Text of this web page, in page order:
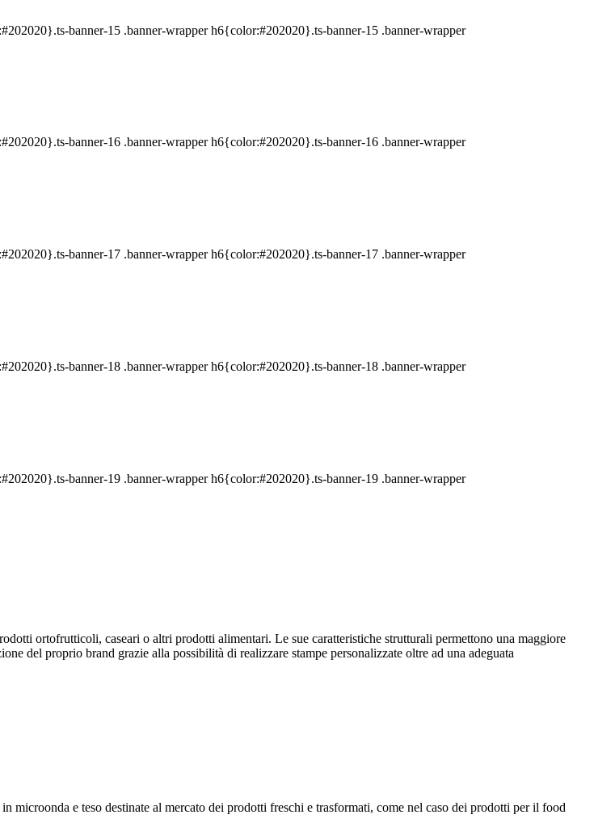
banner-15 .banner-wrapper h6{color:#202020}.ts-banner-15 .banner-wrapper
banner-16 .banner-wrapper h6{color:#202020}.ts-banner-16 .banner-wrapper
banner-17 .banner-wrapper h6{color:#202020}.ts-banner-17 .banner-wrapper
banner-18 .banner-wrapper h6{color:#202020}.ts-banner-18 .banner-wrapper
banner-19 .banner-wrapper h6{color:#202020}.ts-banner-19 .banner-wrapper
ortofrutticoli, caseari o altri prodotti alimentari. Le sue caratteristiche strutturali permettono una maggiore
del proprio brand grazie alla possibilità di realizzare stampe personalizzate oltre ad una adeguata
microonda e teso destinate al mercato dei prodotti freschi e trasformati, come nel caso dei prodotti per il food